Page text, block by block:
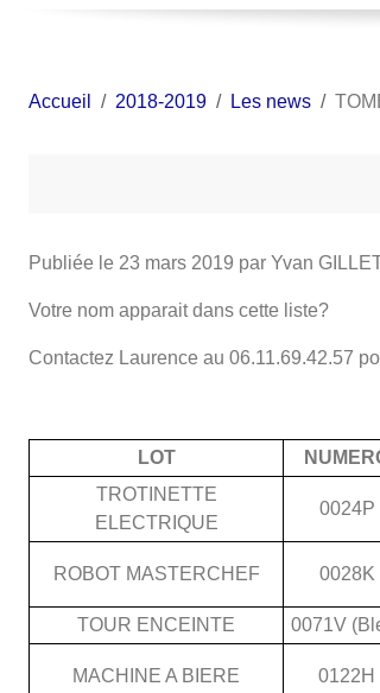
Accueil 2018-2019 Les news
Publiée le 23 mars 2019 par Yvan
Votre nom apparait dans cette liste?
Contactez Laurence au 06.11.69.42.57
LOT
TROTINETTE
ELECTRIQUE
0024P
ROBOT MASTERCHEF 0028K
TOUR ENCEINTE
0071V
MACHINE A BIERE 0122H